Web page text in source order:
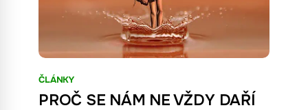
ČLÁNKY
PROČ SE NÁM NE VŽDY DAŘÍ